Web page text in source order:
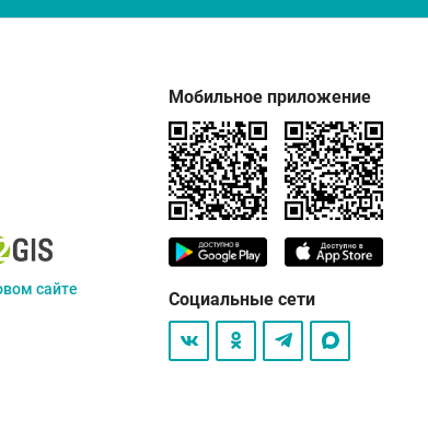
сайте
Мобильное приложение
Социальные сети